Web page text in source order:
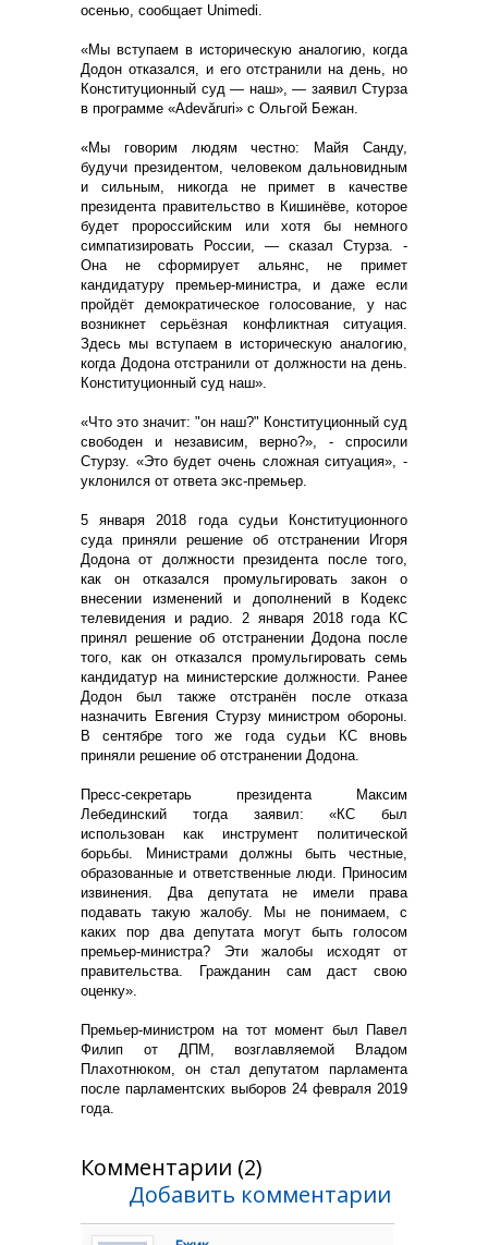
осенью, сообщает Unimedi.
«Мы вступаем в историческую аналогию, когда
Додон отказался, и его отстранили на день, но
Конституционный суд — наш», — заявил Стурза
в программе «Adevăruri» с Ольгой Бежан.
«Мы говорим людям честно: Майя Санду,
будучи президентом, человеком дальновидным
и сильным, никогда не примет в качестве
президента правительство в Кишинёве, которое
будет пророссийским или хотя бы немного
симпатизировать России, — сказал Стурза. -
Она не сформирует альянс, не примет
кандидатуру премьер-министра, и даже если
пройдёт демократическое голосование, у нас
возникнет серьёзная конфликтная ситуация.
Здесь мы вступаем в историческую аналогию,
когда Додона отстранили от должности на день.
Конституционный суд наш».
«Что это значит: "он наш?" Конституционный суд
свободен и независим, верно?», - спросили
Стурзу. «Это будет очень сложная ситуация», -
уклонился от ответа экс-премьер.
5 января 2018 года судьи Конституционного
суда приняли решение об отстранении Игоря
Додона от должности президента после того,
как он отказался промульгировать закон о
внесении изменений и дополнений в Кодекс
телевидения и радио. 2 января 2018 года КС
принял решение об отстранении Додона после
того, как он отказался промульгировать семь
кандидатур на министерские должности. Ранее
Додон был также отстранён после отказа
назначить Евгения Стурзу министром обороны.
В сентябре того же года судьи КС вновь
приняли решение об отстранении Додона.
Пресс-секретарь президента Максим
Лебединский тогда заявил: «КС был
использован как инструмент политической
борьбы. Министрами должны быть честные,
образованные и ответственные люди. Приносим
извинения. Два депутата не имели права
подавать такую жалобу. Мы не понимаем, с
каких пор два депутата могут быть голосом
премьер-министра? Эти жалобы исходят от
правительства. Гражданин сам даст свою
оценку».
Премьер-министром на тот момент был Павел
Филип от ДПМ, возглавляемой Владом
Плахотнюком, он стал депутатом парламента
после парламентских выборов 24 февраля 2019
года.
Комментарии (2)
Добавить комментарии